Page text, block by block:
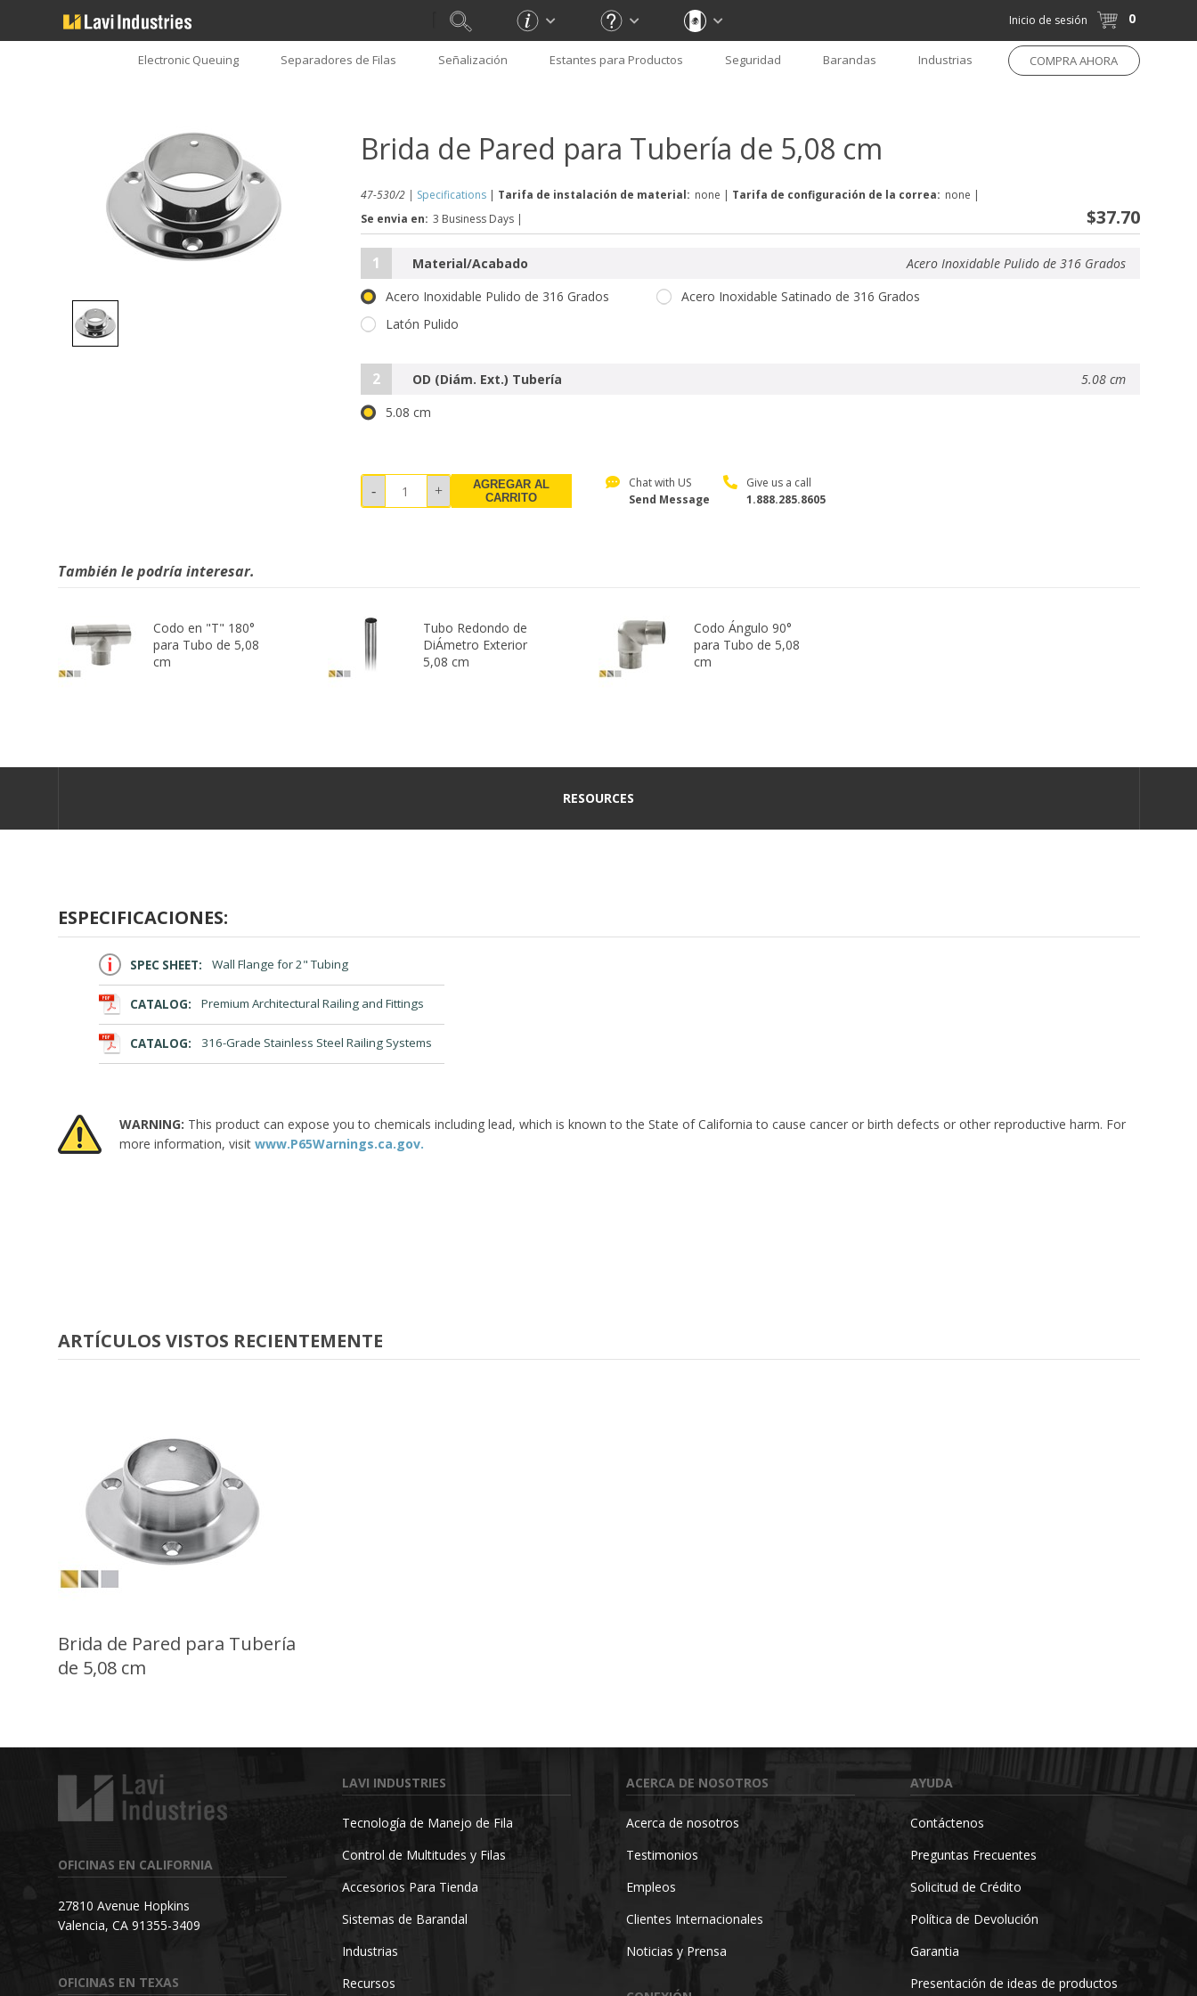
Inicio de sesión 0
Electronic Queuing Separadores de Filas Señalización Estantes para Productos Seguridad Barandas Industrias COMPRA AHORA
Brida de Pared para Tubería de 5,08 cm
47-530/2 | Specifications | Tarifa de instalación de material: none | Tarifa de configuración de la correa: none |
Se envia en: 3 Business Days | $37.70
1 Material/Acabado
Acero Inoxidable Pulido de 316 Grados
Acero Inoxidable Pulido de 316 Grados
Acero Inoxidable Satinado de 316 Grados
Latón Pulido
2 OD (Diám. Ext.) Tubería
5.08 cm
5.08 cm
AGREGAR AL
CARRITO
Chat with US
Send Message
Give us a call
1.888.285.8605
También le podría interesar.
Codo en "T" 180°
para Tubo de 5,08
cm
Tubo Redondo de
DiÁmetro Exterior
5,08 cm
Codo Ángulo 90°
para Tubo de 5,08
cm
RESOURCES
ESPECIFICACIONES:
SPEC SHEET: Wall Flange for 2" Tubing
CATALOG: Premium Architectural Railing and Fittings
CATALOG: 316-Grade Stainless Steel Railing Systems
WARNING: This product can expose you to chemicals including lead, which is known to the State of California to cause cancer or birth defects or other reproductive harm. For
more information, visit www.P65Warnings.ca.gov.
ARTÍCULOS VISTOS RECIENTEMENTE
Brida de Pared para Tubería
de 5,08 cm
OFICINAS EN CALIFORNIA
27810 Avenue Hopkins
Valencia, CA 91355-3409
OFICINAS EN TEXAS
LAVI INDUSTRIES
Tecnología de Manejo de Fila
Control de Multitudes y Filas
Accesorios Para Tienda
Sistemas de Barandal
Industrias
Recursos
ACERCA DE NOSOTROS
Acerca de nosotros
Testimonios
Empleos
Clientes Internacionales
Noticias y Prensa
AYUDA
Contáctenos
Preguntas Frecuentes
Solicitud de Crédito
Política de Devolución
Garantia
Presentación de ideas de productos